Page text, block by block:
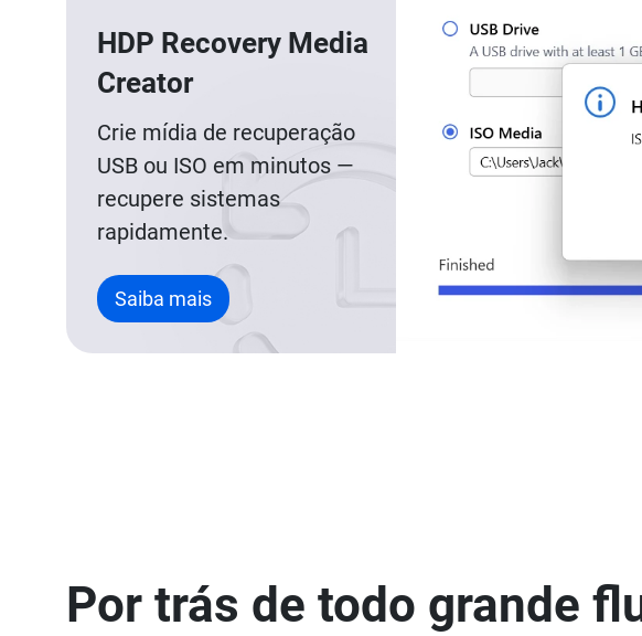
HDP Recovery Media
Creator
Crie mídia de recuperação
USB ou ISO em minutos —
recupere sistemas
rapidamente.
Saiba mais
Por trás de todo grande